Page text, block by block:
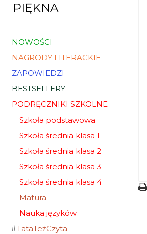
PIĘKNA
NOWOŚCI
NAGRODY LITERACKIE
ZAPOWIEDZI
BESTSELLERY
PODRĘCZNIKI SZKOLNE
Szkoła podstawowa
Szkoła średnia klasa 1
Szkoła średnia klasa 2
Szkoła średnia klasa 3
Szkoła średnia klasa 4
Matura
Nauka języków
TataTeżCzyta